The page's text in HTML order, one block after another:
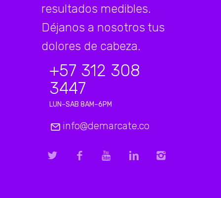
resultados medibles.
Déjanos a nosotros tus
dolores de cabeza.
+57 312 308
3447
LUN–SAB 8AM–6PM
info@demarcate.co